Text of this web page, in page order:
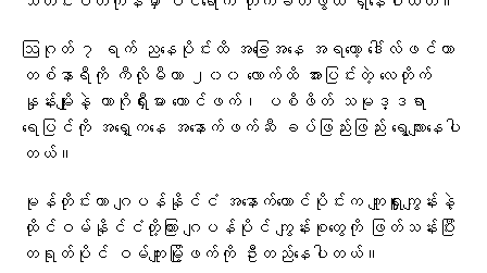
ဩဂုတ် ၇ ရက် ညနေပိုင်းထိ အခြေအနေ အရတော့ ဒေါ်လ်ဖင်ဟာ
တစ်နာရီကို ကီလိုမီတာ ၂၀၀ လောက်ထိ အားပြင်းတဲ့ လေတိုက်
နှုန်းမျိုးနဲ့ ကာဂိုရှီးမား တောင်ဖက်၊ ပစိဖိတ် သမုဒ္ဒရာ
ရေပြင်ကို အရှေ့ကနေ အနောက်ဖက်ဆီ ခပ်ဖြည်းဖြည်း ရွေ့လျားနေပါ
တယ်။
မုန်တိုင်းဟာ ဂျပန်နိုင်ငံ အနောက်တောင်ပိုင်းက ကျူရှူးကျွန်းနဲ့
ထိုင်ဝမ်နိုင်ငံတို့ကြား ဂျပန်ပိုင် ကျွန်းစုတွေကို ဖြတ်သန်းပြီး
တရုတ်ပိုင် ဝမ်ကျူးမြို့ဖက်ကို ဦးတည်နေပါတယ်။